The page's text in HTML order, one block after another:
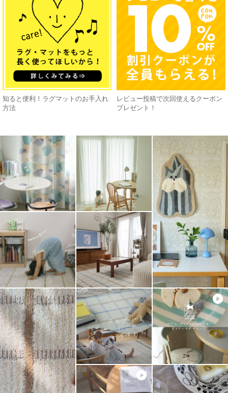
知ると便利！ラグマットのお手入れ
方法
レビュー投稿で次回使えるクーポン
プレゼント！